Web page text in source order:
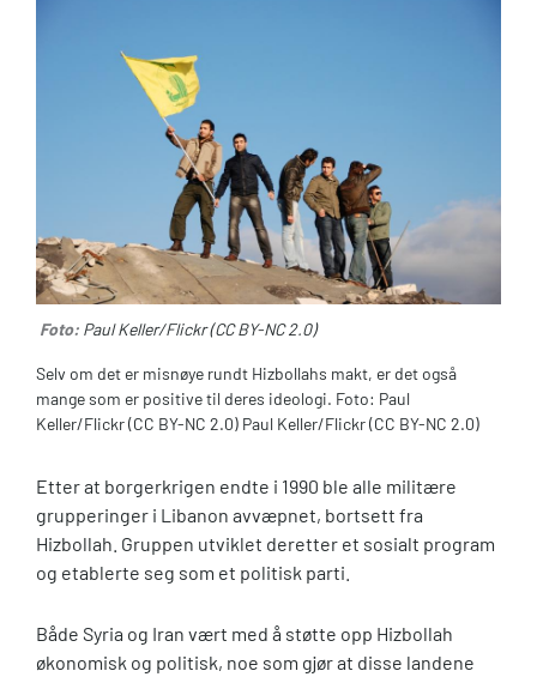
Foto: Paul Keller/Flickr (CC BY-NC 2.0)
Selv om det er misnøye rundt Hizbollahs makt, er det også
mange som er positive til deres ideologi. Foto: Paul
Keller/Flickr (CC BY-NC 2.0) Paul Keller/Flickr (CC BY-NC 2.0)
Etter at borgerkrigen endte i 1990 ble alle militære
grupperinger i Libanon avvæpnet, bortsett fra
Hizbollah. Gruppen utviklet deretter et sosialt program
og etablerte seg som et politisk parti.
Både Syria og Iran vært med å støtte opp Hizbollah
økonomisk og politisk, noe som gjør at disse landene